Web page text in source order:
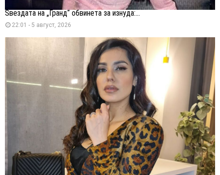
Ѕвездата на „Гранд“ обвинета за изнуда:...
22:01 - 5 август, 2026